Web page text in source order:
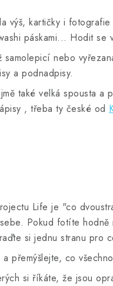
výš, kartičky i
páskami... Hodit se
samolepicí nebo
a podnadpisy.
také velká spousta
, třeba ty české od
Life je "co
Pokud fotíte
si jednu stranu pro
přemýšlejte, co
si říkáte, že jsou